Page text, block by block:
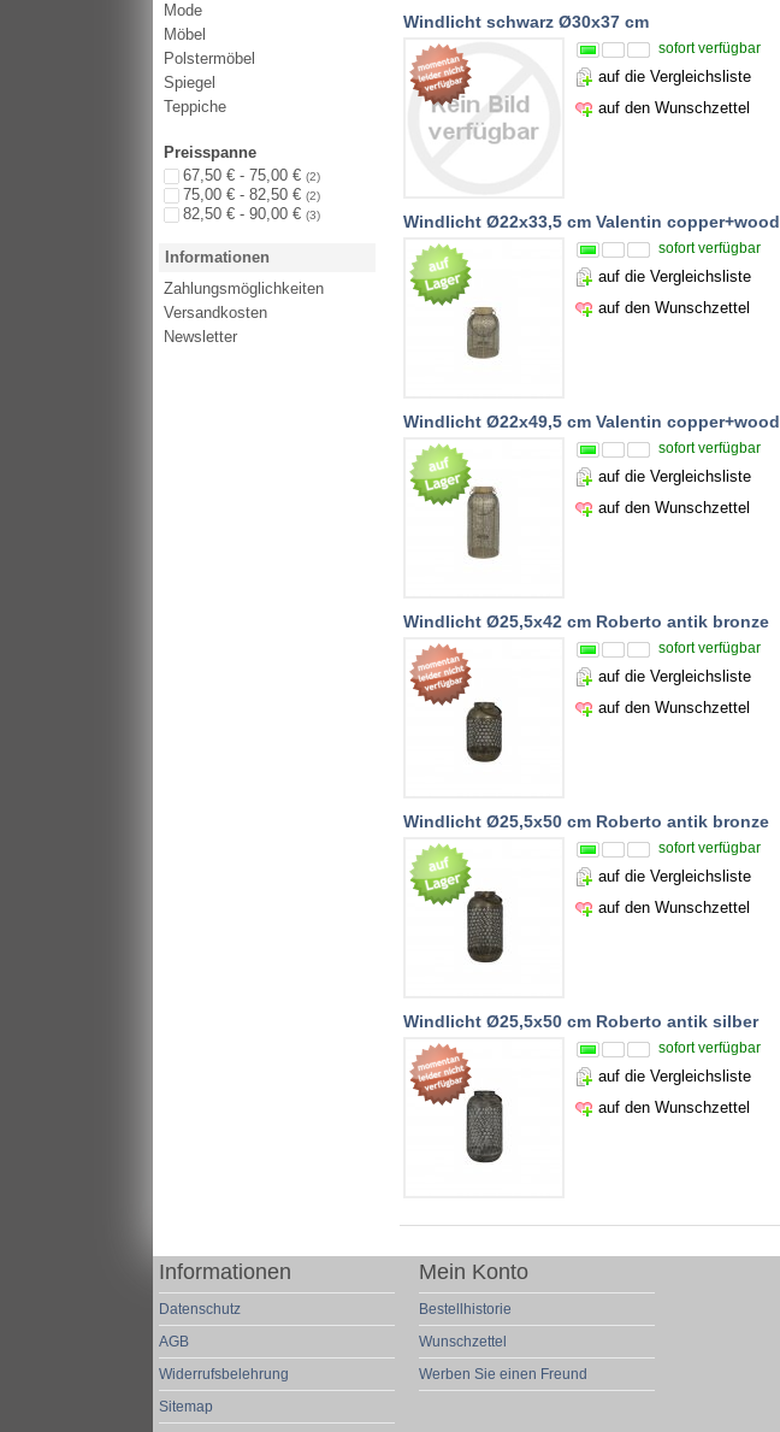
Windlicht schwarz Ø30x37 cm
sofort verfügbar
auf die Vergleichsliste
auf den Wunschzettel
Windlicht Ø22x33,5 cm Valentin copper+wood
sofort verfügbar
auf die Vergleichsliste
auf den Wunschzettel
Windlicht Ø22x49,5 cm Valentin copper+wood
sofort verfügbar
auf die Vergleichsliste
auf den Wunschzettel
Windlicht Ø25,5x42 cm Roberto antik bronze
sofort verfügbar
auf die Vergleichsliste
auf den Wunschzettel
Windlicht Ø25,5x50 cm Roberto antik bronze
sofort verfügbar
auf die Vergleichsliste
auf den Wunschzettel
Windlicht Ø25,5x50 cm Roberto antik silber
sofort verfügbar
auf die Vergleichsliste
auf den Wunschzettel
Mode
Möbel
Polstermöbel
Spiegel
Teppiche
Preisspanne
67,50 € - 75,00 € (2)
75,00 € - 82,50 € (2)
82,50 € - 90,00 € (3)
Informationen
Zahlungsmöglichkeiten
Versandkosten
Newsletter
Informationen
Datenschutz
AGB
Widerrufsbelehrung
Sitemap
Mein Konto
Bestellhistorie
Wunschzettel
Werben Sie einen Freund